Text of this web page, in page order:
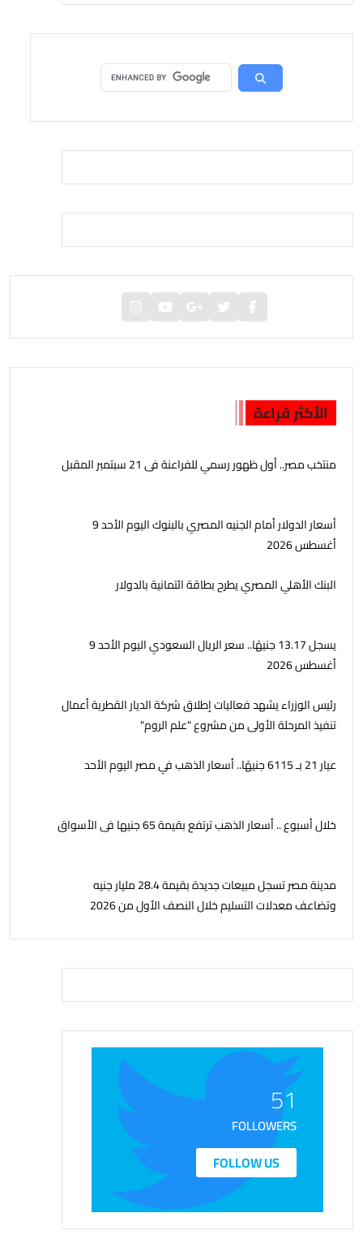
الأكثر قراءة
منتخب مصر.. أول ظهور رسمي للفراعنة فى 21 سبتمبر المقبل
أسعار الدولار أمام الجنيه المصري بالبنوك اليوم الأحد 9
أغسطس 2026
البنك الأهلي المصري يطرح بطاقة ائتمانية بالدولار
يسجل 13.17 جنيهًا.. سعر الريال السعودي اليوم الأحد 9
أغسطس 2026
رئيس الوزراء يشهد فعاليات إطلاق شركة الديار القطرية أعمال
تنفيذ المرحلة الأولى من مشروع "علم الروم"
عيار 21 بـ 6115 جنيهًا.. أسعار الذهب في مصر اليوم الأحد
خلال أسبوع .. أسعار الذهب ترتفع بقيمة 65 جنيها فى الأسواق
مدينة مصر تسجل مبيعات جديدة بقيمة 28.4 مليار جنيه
وتضاعف معدلات التسليم خلال النصف الأول من 2026
51
FOLLOWERS
FOLLOW US